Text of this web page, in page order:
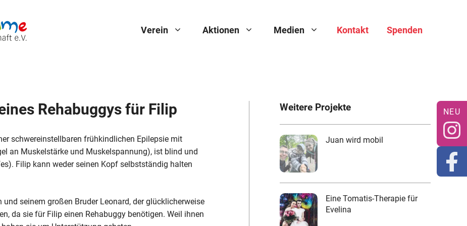
Verein Aktionen Medien Kontakt Spenden
Rehabuggys für Filip
schwereinstellbaren frühkindlichen Epilepsie mit
an Muskelstärke und Muskelspannung), ist blind und
Filip kann weder seinen Kopf selbstständig halten
seinem großen Bruder Leonard, der glücklicherweise
da sie für Filip einen Rehabuggy benötigen. Weil ihnen
Weitere Projekte
Juan wird mobil
Eine Tomatis-Therapie für
Evelina